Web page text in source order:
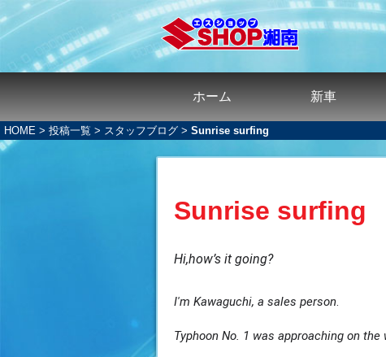
ホーム 新車
HOME > 投稿一覧 > スタッフブログ > Sunrise surfing
Sunrise surfing
Hi,how’s it going?
I'm Kawaguchi, a sales person.
Typhoon No. 1 was approaching on the